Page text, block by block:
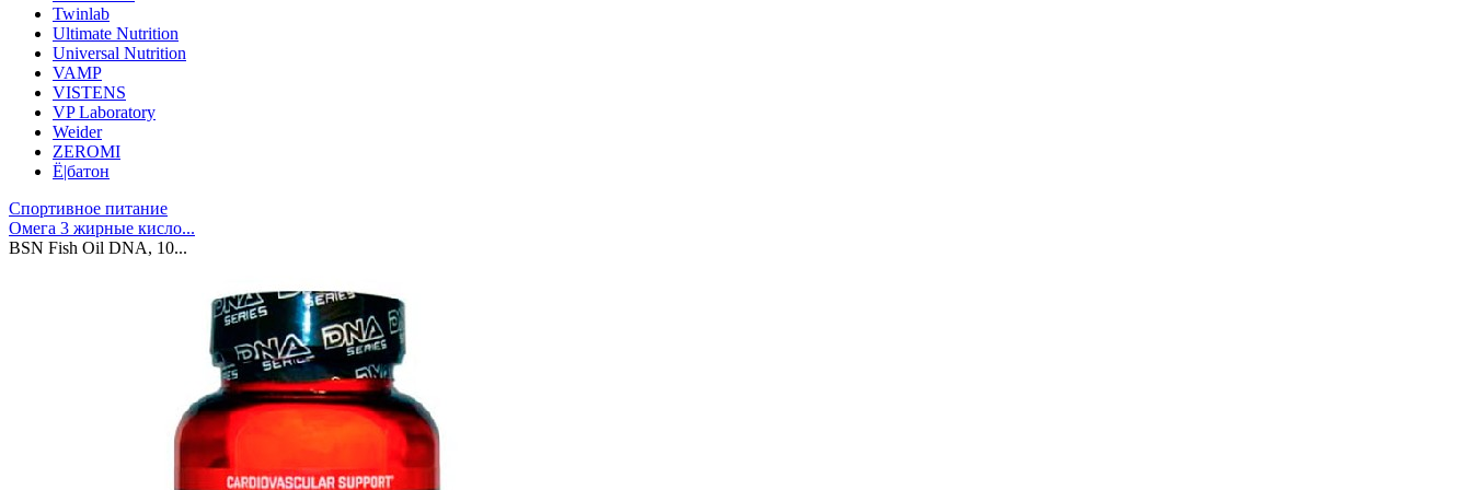
Twinlab
Ultimate Nutrition
Universal Nutrition
VAMP
VISTENS
VP Laboratory
Weider
ZEROMI
Ё|батон
Спортивное питание
Омега 3 жирные кисло...
BSN Fish Oil DNA, 10...